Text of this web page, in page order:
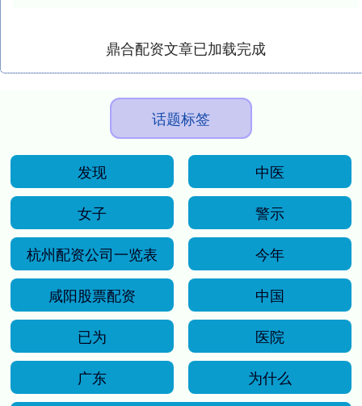
鼎合配资文章已加载完成
话题标签
发现
中医
女子
警示
杭州配资公司一览表
今年
咸阳股票配资
中国
已为
医院
广东
为什么